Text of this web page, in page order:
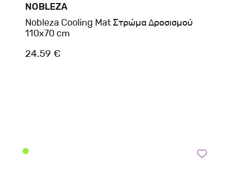
NOBLEZA
Nobleza Cooling Mat Στρώμα Δροσισμού
110x70 cm
24.59 €